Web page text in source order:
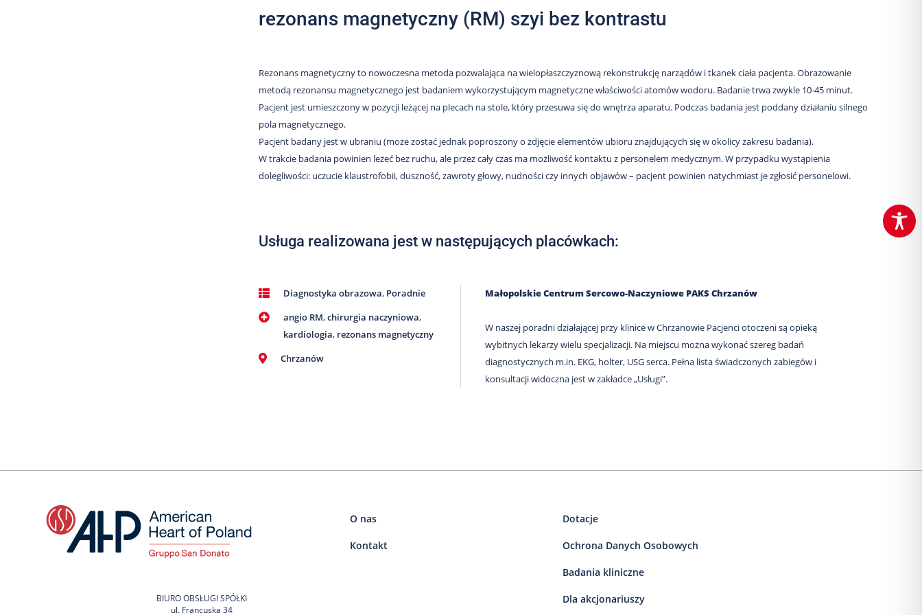
rezonans magnetyczny (RM) szyi bez kontrastu
Rezonans magnetyczny to nowoczesna metoda pozwalająca na wielopłaszczyznową rekonstrukcję narządów i tkanek ciała pacjenta. Obrazowanie
metodą rezonansu magnetycznego jest badaniem wykorzystującym magnetyczne właściwości atomów wodoru. Badanie trwa zwykle 10-45 minut.
Pacjent jest umieszczony w pozycji leżącej na plecach na stole, który przesuwa się do wnętrza aparatu. Podczas badania jest poddany działaniu silnego
pola magnetycznego.
Pacjent badany jest w ubraniu (może zostać jednak poproszony o zdjęcie elementów ubioru znajdujących się w okolicy zakresu badania).
W trakcie badania powinien leżeć bez ruchu, ale przez cały czas ma możliwość kontaktu z personelem medycznym. W przypadku wystąpienia
dolegliwości: uczucie klaustrofobii, duszność, zawroty głowy, nudności czy innych objawów – pacjent powinien natychmiast je zgłosić personelowi.
Usługa realizowana jest w następujących placówkach:
Diagnostyka obrazowa, Poradnie
angio RM,chirurgia naczyniowa,
kardiologia, rezonans magnetyczny
Chrzanów
Małopolskie Centrum Sercowo-Naczyniowe PAKS Chrzanów
W naszej poradni działającej przy klinice w Chrzanowie Pacjenci otoczeni są opieką
wybitnych lekarzy wielu specjalizacji. Na miejscu można wykonać szereg badań
diagnostycznych m.in. EKG, holter, USG serca. Pełna lista świadczonych zabiegów i
konsultacji widoczna jest w zakładce „Usługi”.
BIURO OBSŁUGI SPÓŁKI
ul. Francuska 34
O nas
Kontakt
Dotacje
Ochrona Danych Osobowych
Badania kliniczne
Dla akcjonariuszy